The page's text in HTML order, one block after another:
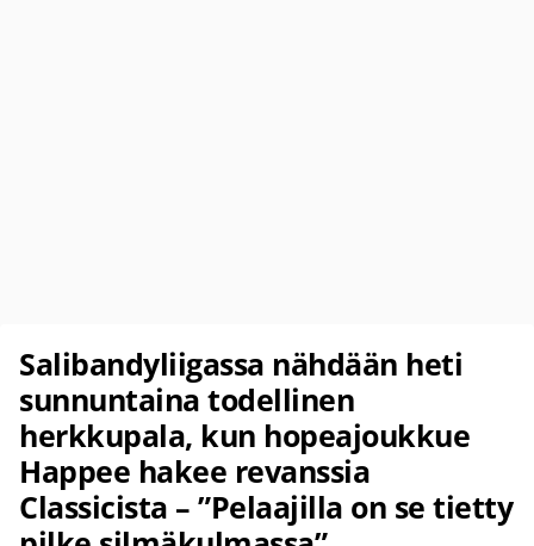
Salibandyliigassa nähdään heti
sunnuntaina todellinen
herkkupala, kun hopeajoukkue
Happee hakee revanssia
Classicista – ”Pelaajilla on se tietty